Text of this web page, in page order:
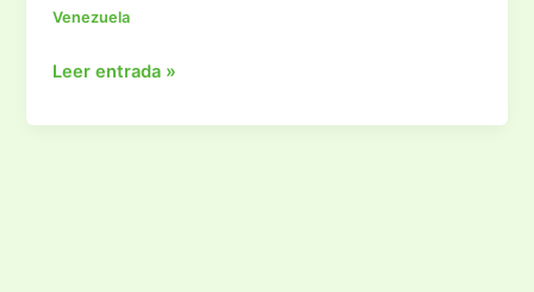
Venezuela
¡Nuevo
Forerunner
Leer entrada »